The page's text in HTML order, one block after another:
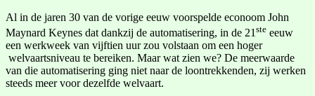
Al in de jaren 30 van de vorige eeuw voorspelde econoom John
Maynard Keynes dat dankzij de automatisering, in de 21 ste eeuw
een werkweek van vijftien uur zou volstaan om een hoger
welvaartsniveau te bereiken. Maar wat zien we? De meerwaarde
van die automatisering ging niet naar de loontrekkenden, zij werken
steeds meer voor dezelfde welvaart.